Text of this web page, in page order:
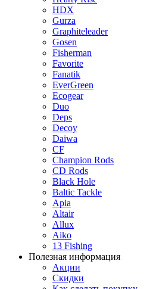
HDX
Gurza
Graphiteleader
Gosen
Fisherman
Favorite
Fanatik
EverGreen
Ecogear
Duo
Deps
Decoy
Daiwa
CF
Champion Rods
CD Rods
Black Hole
Baltic Tackle
Apia
Altair
Allux
Aiko
13 Fishing
Полезная информация
Акции
Скидки